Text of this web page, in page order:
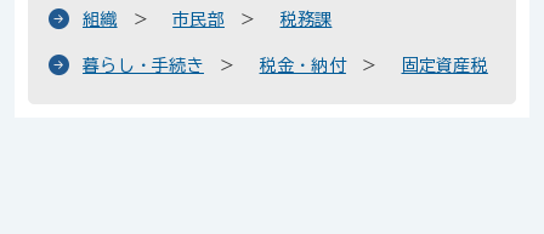
組織 市民部 税務課
暮らし・手続き 税金・納付 固定資産税